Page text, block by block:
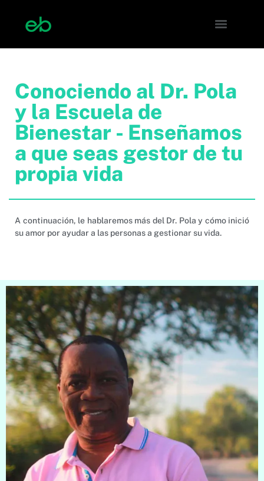
Conociendo al Dr. Pola
y la Escuela de
Bienestar - Enseñamos
a que seas gestor de tu
propia vida​
A continuación, le hablaremos más del Dr. Pola y cómo inició
su amor por ayudar a las personas a gestionar su vida.